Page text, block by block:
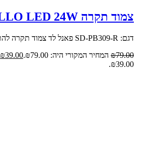
צמוד תקרה APOLLO LED 24W
דגם: SD-PB309-R פאנל לד צמוד תקרה להתקנה
₪79.00 המחיר המקורי היה: ₪79.00. ₪39.00
₪39.00.